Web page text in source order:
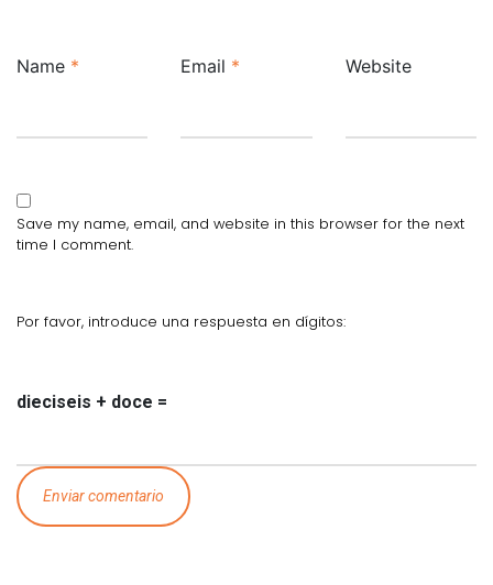
Name * Email * Website
Save my name, email, and website in this browser for the next
time I comment.
Por favor, introduce una respuesta en dígitos:
dieciseis + doce =